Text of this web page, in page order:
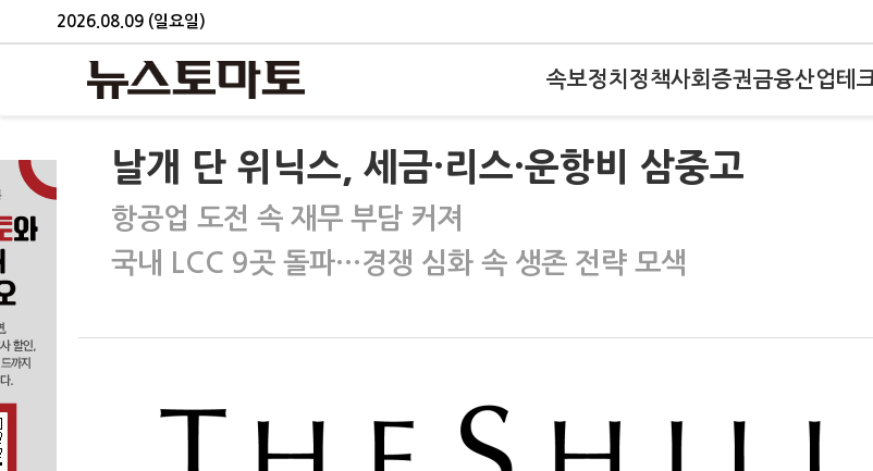
2026.08.09 (일요일)
속보정치 정책사회 증권금융산업테
날개 단 위닉스, 세금·리스·운항비 삼중고
항공업 도전 속 재무 부담 커져
국내 LCC 9곳 돌파…경쟁 심화 속 생존 전략 모색